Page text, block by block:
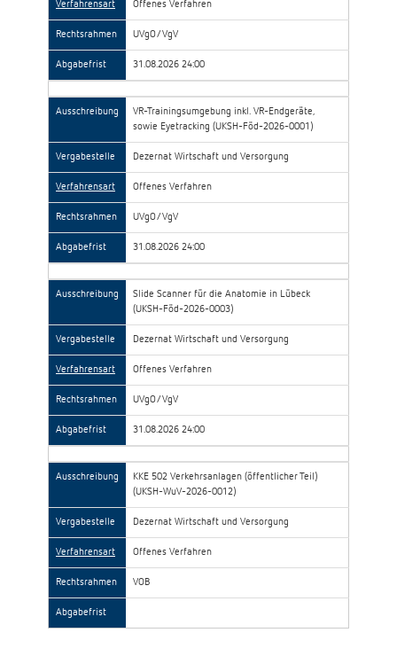
Verfahrensart Offenes Verfahren
Rechtsrahmen UVgO/VgV
Abgabefrist 31.08.2026 24:00
Ausschreibung
VR-Trainingsumgebung inkl. VR-Endgeräte,
sowie Eyetracking (UKSH-Föd-2026-0001)
Vergabestelle Dezernat Wirtschaft und Versorgung
Verfahrensart Offenes Verfahren
Rechtsrahmen UVgO/VgV
Abgabefrist 31.08.2026 24:00
Ausschreibung
Slide Scanner für die Anatomie in Lübeck
(UKSH-Föd-2026-0003)
Vergabestelle Dezernat Wirtschaft und Versorgung
Verfahrensart Offenes Verfahren
Rechtsrahmen UVgO/VgV
Abgabefrist 31.08.2026 24:00
Ausschreibung
KKE 502 Verkehrsanlagen (öffentlicher Teil)
(UKSH-WuV-2026-0012)
Vergabestelle Dezernat Wirtschaft und Versorgung
Verfahrensart Offenes Verfahren
Rechtsrahmen VOB
Abgabefrist